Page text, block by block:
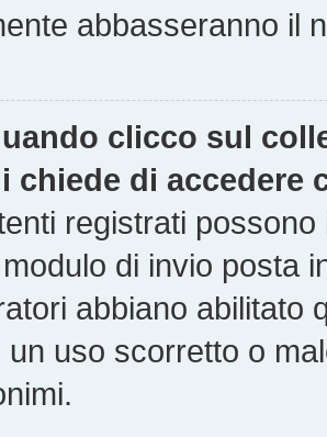
abbasseranno il
clicco sul
chiede di accedere
registrati
di invio posta
abbiano abilitato
un uso scorretto o